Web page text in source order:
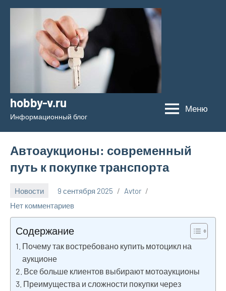
Перейти
содержимому
hobby-v.ru
Информационный блог
Меню
Автоаукционы: современный
путь к покупке транспорта
Новости 9 сентября 2025
Avtor
Нет комментариев
Содержание
Почему так востребовано купить мотоцикл на
аукционе
Все больше клиентов выбирают мотоаукционы
Преимущества и сложности покупки через